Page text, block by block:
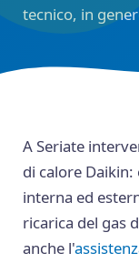
tecnico, in
A Seriate
di calore
interna ed
ricarica del gas
anche l'